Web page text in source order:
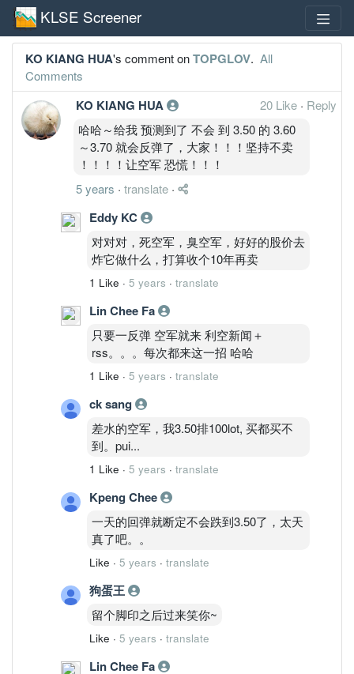
KLSE Screener
KO KIANG HUA's comment onTOPGLOV. All
Comments
KO KIANG HUA 20 Like · Reply
哈哈～给我 预测到了 不会 到 3.50 的 3.60
～3.70 就会反弹了，大家！！！坚持不卖
！！！！让空军 恐慌！！！
5 years · translate ·
Eddy KC
对对对，死空军，臭空军，好好的股价去
炸它做什么，打算收个10年再卖
1 Like · 5 years · translate
Lin Chee Fa
只要一反弹 空军就来 利空新闻＋
rss。。。每次都来这一招 哈哈
1 Like · 5 years · translate
ck sang
差水的空军，我3.50排100lot, 买都买不
到。pui...
1 Like · 5 years · translate
Kpeng Chee
一天的回弹就断定不会跌到3.50了，太天
真了吧。。
Like · 5 years · translate
狗蛋王
留个脚印之后过来笑你~
Like · 5 years · translate
Lin Chee Fa